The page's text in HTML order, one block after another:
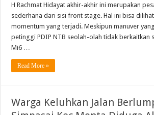
H Rachmat Hidayat akhir-akhir ini merupakan
sederhana dari sisi front stage. Hal ini bisa
momentum yang terjadi. Meskipun manuver
petinggi PDIP NTB seolah-olah tidak berkaitkan
Mi6 …
Read More »
Warga Keluhkan Jalan